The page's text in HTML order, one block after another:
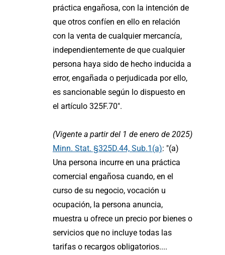
práctica engañosa, con la intención de
que otros confíen en ello en relación
con la venta de cualquier mercancía,
independientemente de que cualquier
persona haya sido de hecho inducida a
error, engañada o perjudicada por ello,
es sancionable según lo dispuesto en
el artículo 325F.70".
(Vigente a partir del 1 de enero de 2025)
Minn. Stat. §325D.44, Sub.1(a): "(a)
Una persona incurre en una práctica
comercial engañosa cuando, en el
curso de su negocio, vocación u
ocupación, la persona anuncia,
muestra u ofrece un precio por bienes o
servicios que no incluye todas las
tarifas o recargos obligatorios....